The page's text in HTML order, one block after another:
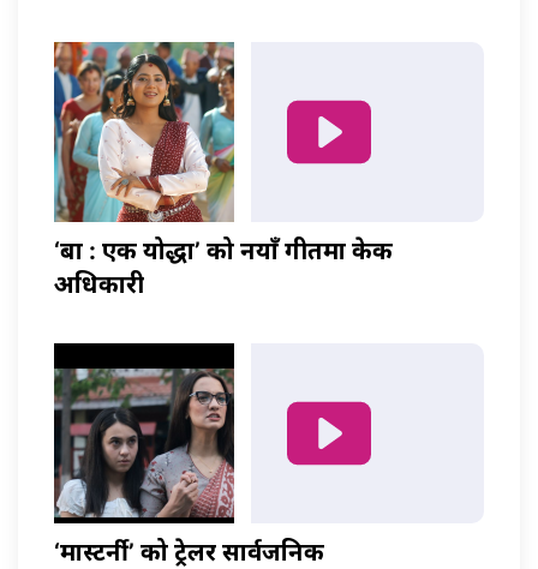
‘बा : एक योद्धा’ को नयाँ गीतमा केकी
अधिकारी
‘मास्टर्नी’ को ट्रेलर सार्वजनिक